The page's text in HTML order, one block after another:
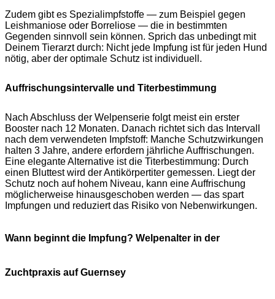
Zudem gibt es Spezialimpfstoffe — zum Beispiel gegen
Leishmaniose oder Borreliose — die in bestimmten
Gegenden sinnvoll sein können. Sprich das unbedingt mit
Deinem Tierarzt durch: Nicht jede Impfung ist für jeden Hund
nötig, aber der optimale Schutz ist individuell.
Auffrischungsintervalle und Titerbestimmung
Nach Abschluss der Welpenserie folgt meist ein erster
Booster nach 12 Monaten. Danach richtet sich das Intervall
nach dem verwendeten Impfstoff: Manche Schutzwirkungen
halten 3 Jahre, andere erfordern jährliche Auffrischungen.
Eine elegante Alternative ist die Titerbestimmung: Durch
einen Bluttest wird der Antikörpertiter gemessen. Liegt der
Schutz noch auf hohem Niveau, kann eine Auffrischung
möglicherweise hinausgeschoben werden — das spart
Impfungen und reduziert das Risiko von Nebenwirkungen.
Wann beginnt die Impfung? Welpenalter in der
Zuchtpraxis auf Guernsey